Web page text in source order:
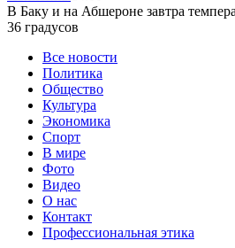
В Баку и на Абшероне завтра
36 градусов
Все новости
Политика
Общество
Культура
Экономика
Спорт
В мире
Фото
Видео
О нас
Контакт
Профессиональная этика